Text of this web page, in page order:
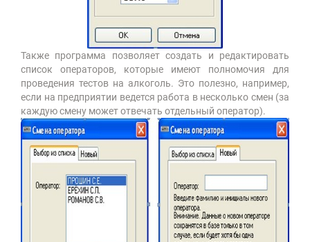
Также программа позволяет создать и редактировать
список операторов, которые имеют полномочия для
проведения тестов на алкоголь. Это полезно, например,
если на предприятии ведется работа в несколько смен (за
каждую смену может отвечать отдельный оператор).